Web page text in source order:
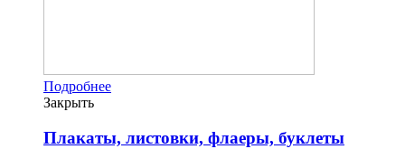
Подробнее
Закрыть
Плакаты, листовки, флаеры, буклеты